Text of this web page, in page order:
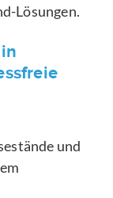
Lösungen.
und